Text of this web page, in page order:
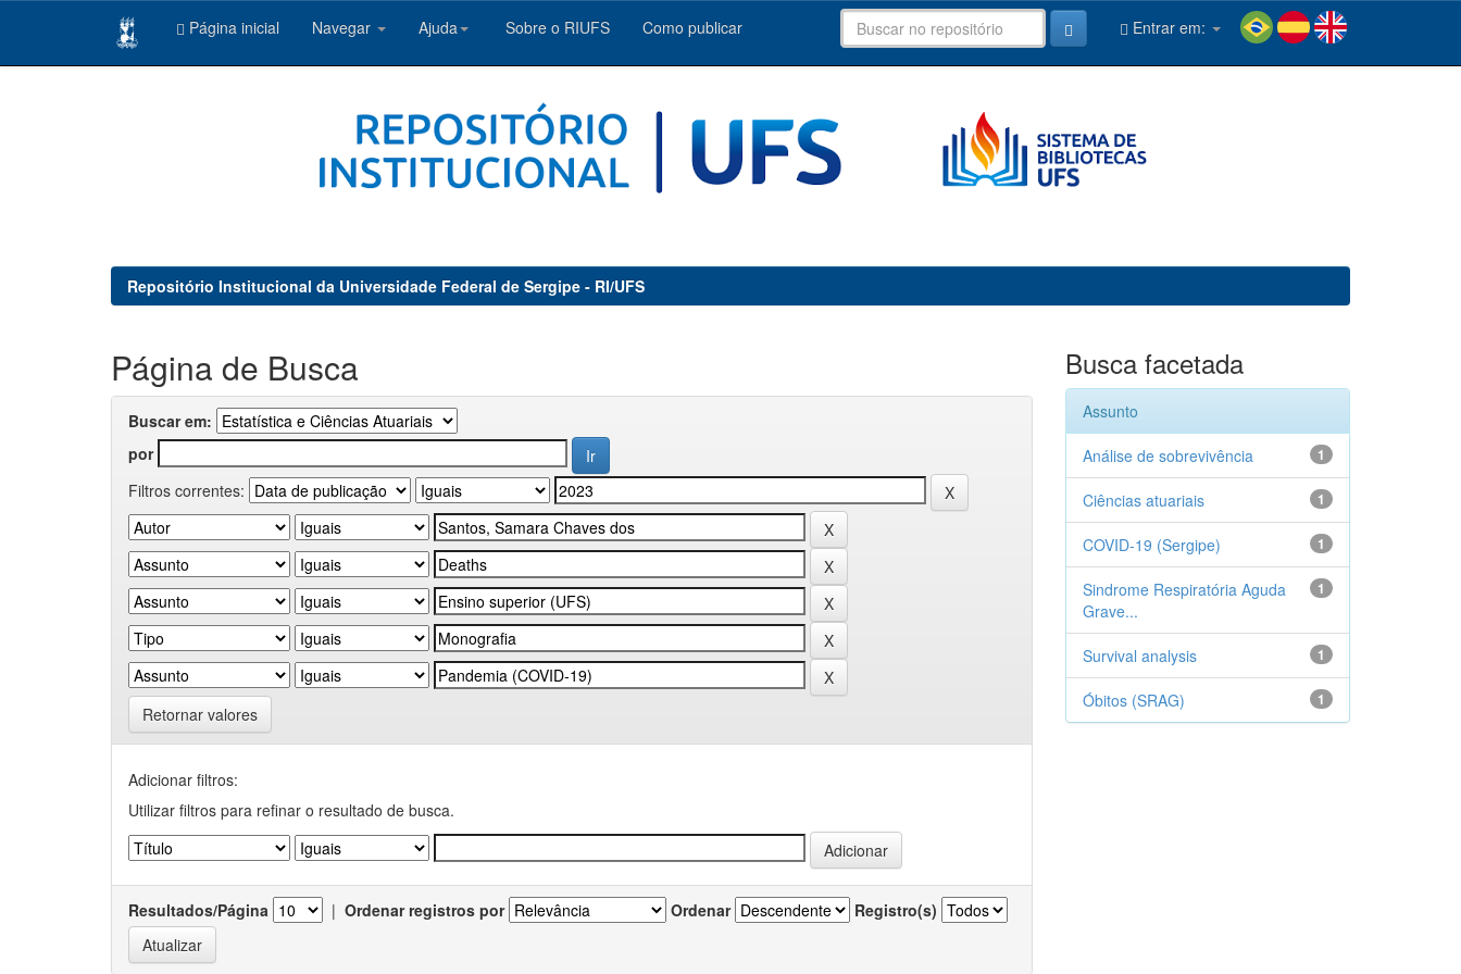
Página inicial Navegar Ajuda Sobre o RIUFS Como publicar Entrar em:
Repositório Institucional da Universidade Federal de Sergipe - RI/UFS
Página de Busca
Buscar em:
por
Filtros correntes:
Retornar valores
Adicionar filtros:
Utilizar filtros para refinar o resultado de busca.
Resultados/Página | Ordenar registros por Ordenar Registro(s)
Busca facetada
Assunto
1
Análise de sobrevivência
1
Ciências atuariais
1
COVID-19 (Sergipe)
1
Sindrome Respiratória Aguda
Grave...
1
Survival analysis
1
Óbitos (SRAG)